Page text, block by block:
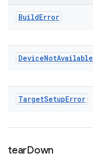
BuildError
DeviceNotAvailable
TargetSetupError
tearDown